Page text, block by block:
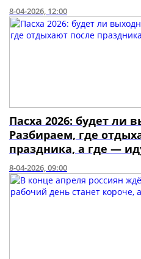
8-04-2026, 12:00
Пасха 2026: будет ли
Разбираем, где
праздника, а где —
8-04-2026, 09:00